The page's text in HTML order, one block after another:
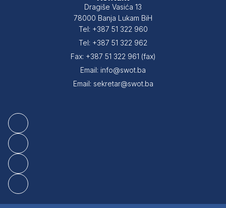
Dragiše Vasića 13
78000 Banja Lukam BiH
Tel: +387 51 322 960
Tel: +387 51 322 962
Fax: +387 51 322 961 (fax)
Email: info@swot.ba
Email: sekretar@swot.ba